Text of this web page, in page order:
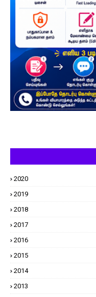
2020
2019
2018
2017
2016
2015
2014
2013